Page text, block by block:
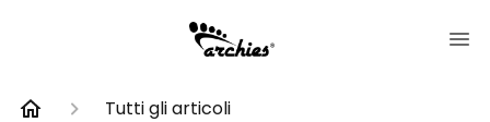
Tutti gli articoli